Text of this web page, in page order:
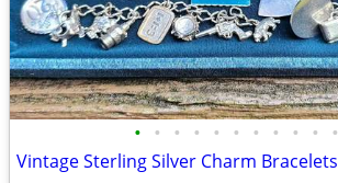
• • • • • • • • • • •
Vintage Sterling Silver Charm Bracelets